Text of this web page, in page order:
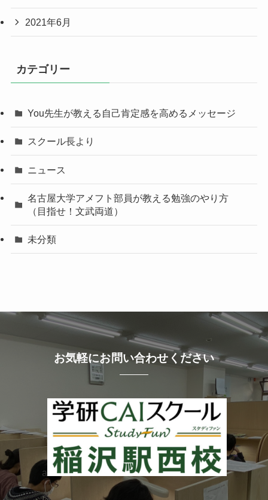
2021年6月
カテゴリー
You先生が教える自己肯定感を高めるメッセージ
スクール長より
ニュース
名古屋大学アメフト部員が教える勉強のやり方
（目指せ！文武両道）
未分類
お気軽にお問い合わせください
a